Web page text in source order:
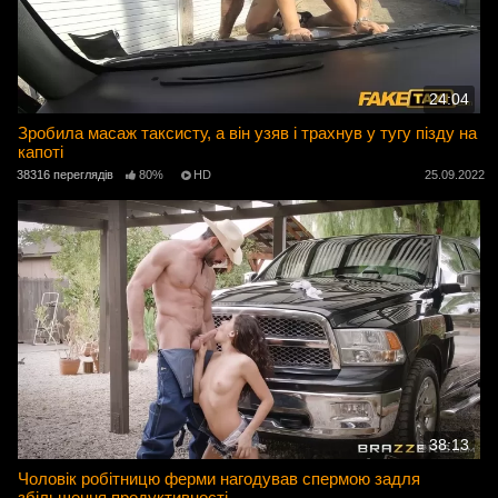
24:04
Зробила масаж таксисту, а він узяв і трахнув у тугу пізду на
капоті
38316 переглядів 80% HD 25.09.2022
38:13
Чоловік робітницю ферми нагодував спермою задля